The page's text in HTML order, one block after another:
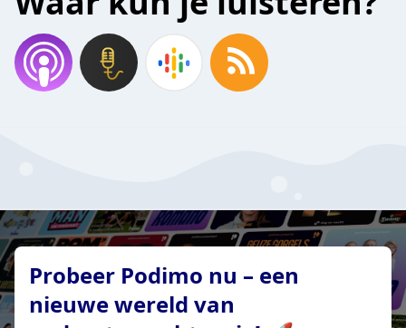
Probeer Podimo nu – een
nieuwe wereld van